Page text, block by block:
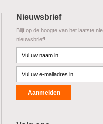
Nieuwsbrief
Blijf op de hoogte van het laatste
nieuwsbrief!